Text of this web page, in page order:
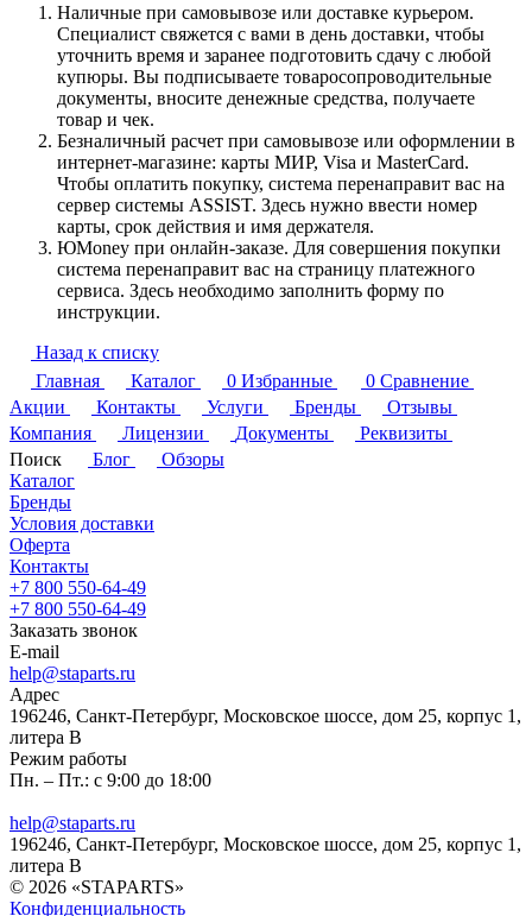
Наличные при самовывозе или доставке курьером.
Специалист свяжется с вами в день доставки, чтобы
уточнить время и заранее подготовить сдачу с любой
купюры. Вы подписываете товаросопроводительные
документы, вносите денежные средства, получаете
товар и чек.
Безналичный расчет при самовывозе или оформлении в
интернет-магазине: карты МИР, Visa и MasterCard.
Чтобы оплатить покупку, система перенаправит вас на
сервер системы ASSIST. Здесь нужно ввести номер
карты, срок действия и имя держателя.
ЮMoney при онлайн-заказе. Для совершения покупки
система перенаправит вас на страницу платежного
сервиса. Здесь необходимо заполнить форму по
инструкции.
Назад к списку
Главная
Каталог 0 Избранные 0 Сравнение
Акции
Контакты Услуги Бренды
Отзывы
Компания
Лицензии Документы
Реквизиты
Поиск
Блог
Обзоры
Каталог
Бренды
Условия доставки
Оферта
Контакты
+7 800 550-64-49
+7 800 550-64-49
Заказать звонок
E-mail
help@staparts.ru
Адрес
196246, Санкт-Петербург, Московское шоссе, дом 25, корпус 1,
литера В
Режим работы
Пн. – Пт.: с 9:00 до 18:00
help@staparts.ru
196246, Санкт-Петербург, Московское шоссе, дом 25, корпус 1,
литера В
© 2026 «STAPARTS»
Конфиденциальность